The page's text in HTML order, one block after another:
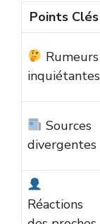
Points Clés
Rumeurs
inquiétantes
Sources
divergentes
Réactions